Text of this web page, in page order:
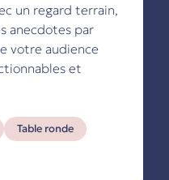
un regard terrain,
anecdotes par
votre audience
et
Table ronde